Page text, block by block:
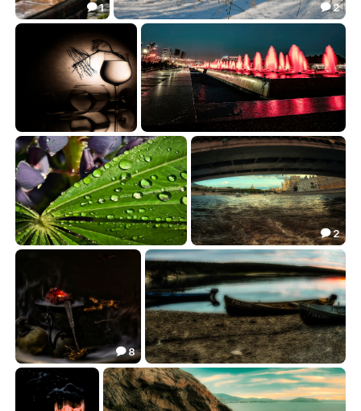
У мангала.
 1
Рогозовый пух.
 2
Вечер.
 92.42
Фонтаны.
39.66
Люпин. По Москве-реке.
78.43
 2
Колдую.
84.48
 8
Летний вечер на Варзуге.
46.26